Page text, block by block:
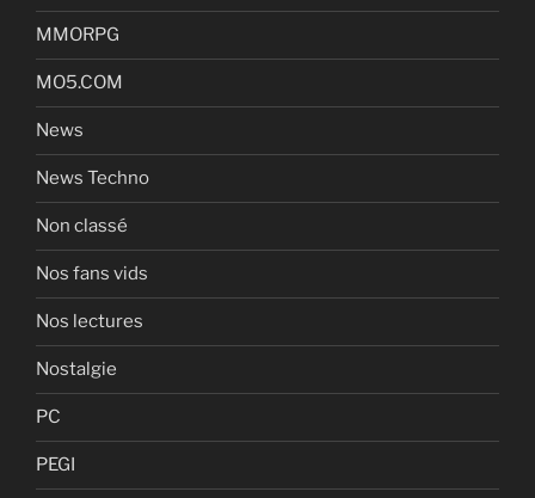
MMORPG
MO5.COM
News
News Techno
Non classé
Nos fans vids
Nos lectures
Nostalgie
PC
PEGI